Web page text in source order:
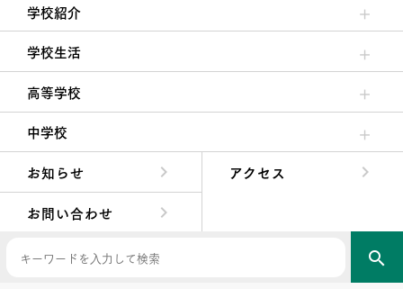
学校紹介
理事長/学園長メッセージ
安心して任せられる学校
沿革
施設・設備
大学合格実績
学校生活
クラブ活動・生徒会活動
夙川ブログ
制服紹介
夙川カレンダー
高等学校
高校校長からの挨拶
高校の教育方針／特色
特進コース／進学コース
年間行事
先輩たちの声・生徒たちの声
中学校
中学校長からの挨拶
中学校の教育方針／特色
Aコース／Bコース
年間行事
先輩たちの声・生徒たちの声
お知らせ
アクセス
お問い合わせ
search